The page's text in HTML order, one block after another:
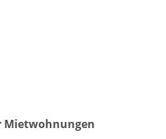
Mietwohnungen